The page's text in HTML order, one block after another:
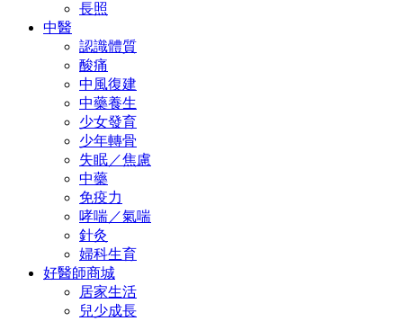
長照
中醫
認識體質
酸痛
中風復建
中藥養生
少女發育
少年轉骨
失眠／焦慮
中藥
免疫力
哮喘／氣喘
針灸
婦科生育
好醫師商城
居家生活
兒少成長